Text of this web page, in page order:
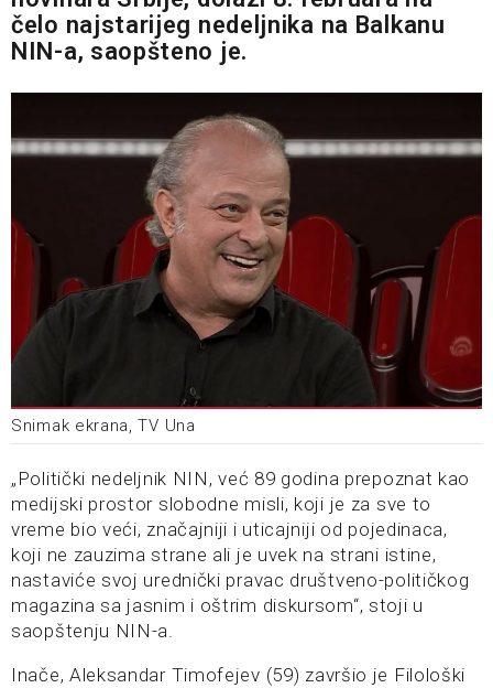
čelo najstarijeg nedeljnika na Balkanu
NIN-a, saopšteno je.
Snimak ekrana, TV Una
„Politički nedeljnik NIN, već 89 godina prepoznat kao
medijski prostor slobodne misli, koji je za sve to
vreme bio veći, značajniji i uticajniji od pojedinaca,
koji ne zauzima strane ali je uvek na strani istine,
nastaviće svoj urednički pravac društveno-političkog
magazina sa jasnim i oštrim diskursom“, stoji u
saopštenju NIN-a.
Inače, Aleksandar Timofejev (59) završio je Filološki